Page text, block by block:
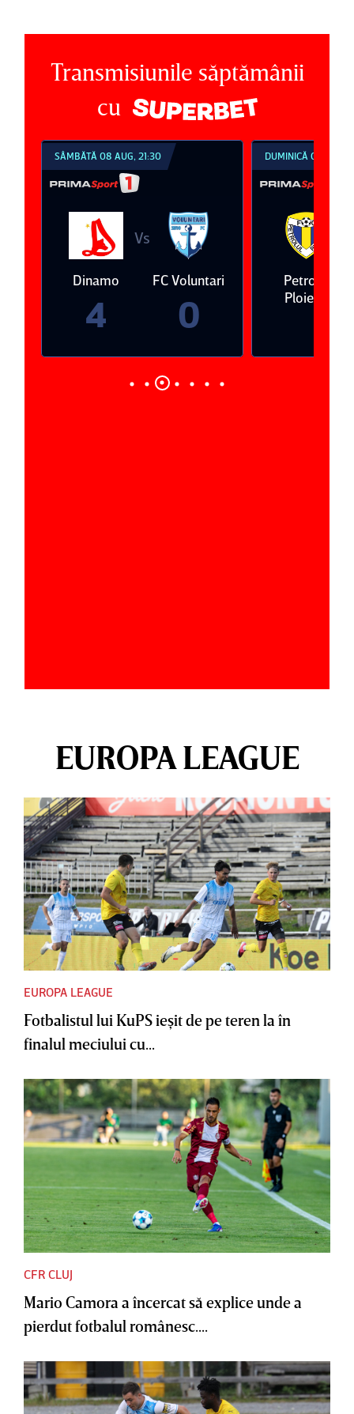
Transmisiunile săptămânii
cu
SÂMBĂTĂ 08 AUG, 21:30
Dinamo
4
Vs
FC Voluntari
0
DUMINICĂ 09 AUG,
Petrolul
Ploieşti
EUROPA LEAGUE
EUROPA LEAGUE
Fotbalistul lui KuPS ieşit de pe teren la în
finalul meciului cu...
CFR CLUJ
Mario Camora a încercat să explice unde a
pierdut fotbalul românesc....